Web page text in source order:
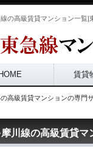
の高級賃貸マンション一覧|
HOME 賃貸
高級賃貸マンションの専門
川線の高級賃貸マ